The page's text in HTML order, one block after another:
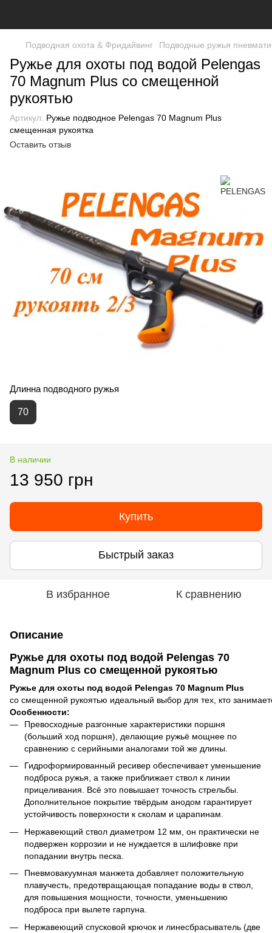
Подводная охота & Фридайвинг Подводные ружья
Ружье для охоты под водой Pelengas
70 Magnum Plus со смещенной
рукоятью
Артикул: Ружье подводное Pelengas 70 Magnum Plus
смещенная рукоятка
Оставить отзыв
Длинна подводного ружья
70
В наличии
13 950 грн
Купить
Быстрый заказ
В избранное К сравнению
Описание
Ружье для охоты под водой Pelengas 70
Magnum Plus со смещенной рукоятью
Ружье для охоты под водой Pelengas 70 Magnum Plus
со смещенной рукоятью идеальный выбор для тех кто
Особенности:
Превосходные разгонные характеристики поршня
(больший ход поршня), делающие ружьё мощнее по
сравнению с серийными аналогами той же длины.
Гидроформированный ресивер обеспечивает уменьшение
подброса ружья, а также приближает ствол к линии
прицеливания. Всё это повышает точность стрельбы.
Дополнительное покрытие твёрдым анодом гарантирует
устойчивость поверхности к сколам и царапинам.
Нержавеющий ствол диаметром 12 мм, он практически не
подвержен коррозии и не нуждается в шлифовке при
попадании внутрь песка.
Пневмовакуумная манжета добавляет положительную
плавучесть, предотвращающая попадание воды в ствол,
для повышения мощности, точности, уменьшению
подброса при вылете гарпуна.
Нержавеющий спусковой крючок и линесбрасыватель (две